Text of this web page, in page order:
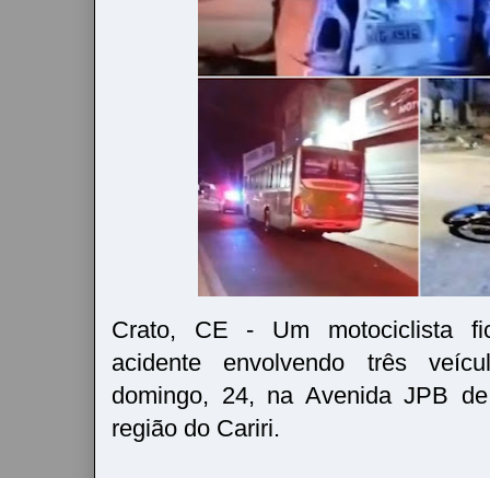
Crato, CE - Um motociclista
acidente envolvendo três
domingo, 24, na Avenida JPB
região do Cariri.